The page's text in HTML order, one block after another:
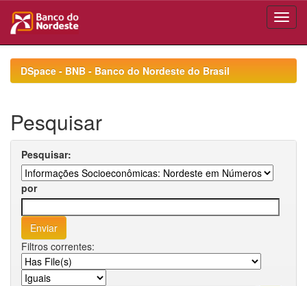
navigationDSpace - BNB - Banco do Nordeste do Brasil
Pesquisar
Pesquisar:
por
Filtros correntes: